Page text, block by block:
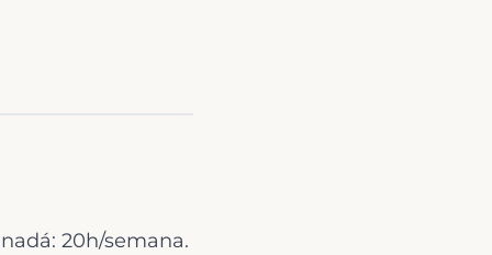
20h/semana.